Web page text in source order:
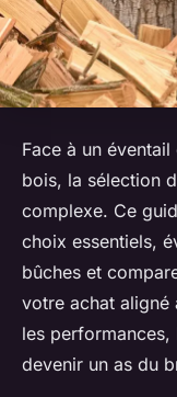
Face à un
bois, la sélection
complexe. Ce
choix essentiels,
bûches et
votre achat aligné
les
devenir un as du